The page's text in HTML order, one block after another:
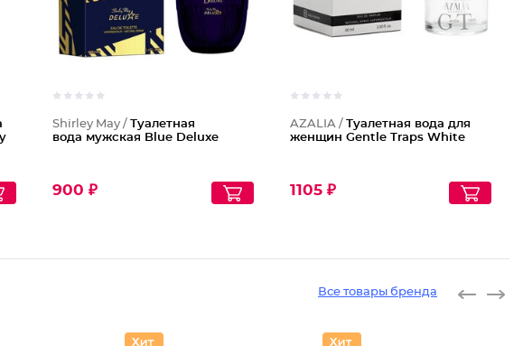
Shirley May /Туалетная
вода мужская Blue Deluxe
900 ₽
AZALIA /Туалетная вода для
женщин Gentle Traps White
1105 ₽
Все товары бренда